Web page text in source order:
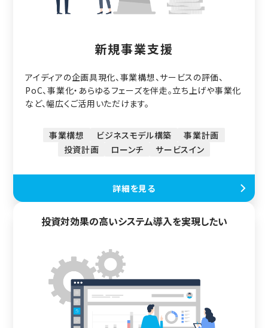
新規事業支援
アイディアの企画具現化、事業構想、サービスの評価、
PoC、事業化・あらゆるフェーズを伴走。立ち上げや事業化
など、幅広くご活用いただけます。
事業構想 ビジネスモデル構築
事業計画
投資計画
ローンチ サービスイン
詳細を見る
投資対効果の高いシステム導入を実現したい